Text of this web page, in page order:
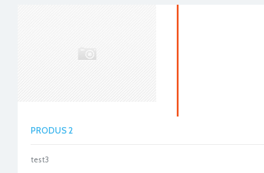
PRODUS 2
test3